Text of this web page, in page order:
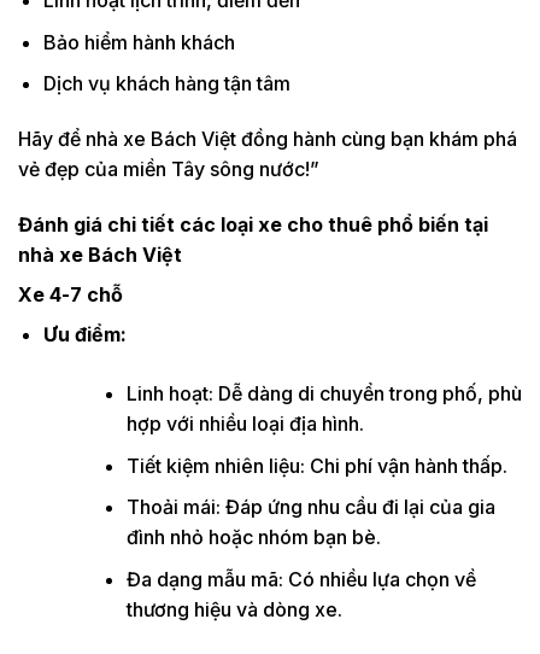
Bảo hiểm hành khách
Dịch vụ khách hàng tận tâm
Hãy để nhà xe Bách Việt đồng hành cùng bạn khám phá
vẻ đẹp của miền Tây sông nước!”
Đánh giá chi tiết các loại xe cho thuê phổ biến tại
nhà xe Bách Việt
Xe 4-7 chỗ
Ưu điểm:
Linh hoạt: Dễ dàng di chuyển trong phố, phù
hợp với nhiều loại địa hình.
Tiết kiệm nhiên liệu: Chi phí vận hành thấp.
Thoải mái: Đáp ứng nhu cầu đi lại của gia
đình nhỏ hoặc nhóm bạn bè.
Đa dạng mẫu mã: Có nhiều lựa chọn về
thương hiệu và dòng xe.